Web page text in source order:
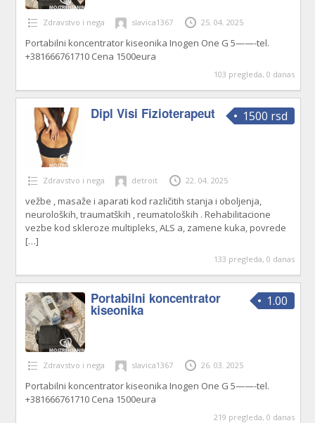
Zdravstvo i nega slavica1367 25. 04. 2025
Portabilni koncentrator kiseonika Inogen One G 5——-tel.
+381666761710 Cena 1500eura
103 pregleda, 0 danas
1500 rsd
Dipl Visi Fizioterapeut
Zdravstvo i nega detroit 22. 04. 2025
vežbe , masaže i aparati kod različitih stanja i oboljenja,
neuroloških, traumatških , reumatoloških . Rehabilitacione
vezbe kod skleroze multipleks, ALS a, zamene kuka, povrede
[…]
133 pregleda, 0 danas
1.00
Portabilni koncentrator
kiseonika
Zdravstvo i nega slavica1367 26. 03. 2025
Portabilni koncentrator kiseonika Inogen One G 5——-tel.
+381666761710 Cena 1500eura
219 pregleda, 0 danas